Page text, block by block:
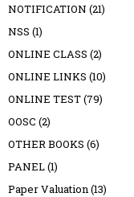
NOTIFICATION (21)
NSS (1)
ONLINE CLASS (2)
ONLINE LINKS (10)
ONLINE TEST(79)
OOSC (2)
OTHER BOOKS (6)
PANEL(1)
Paper Valuation(13)